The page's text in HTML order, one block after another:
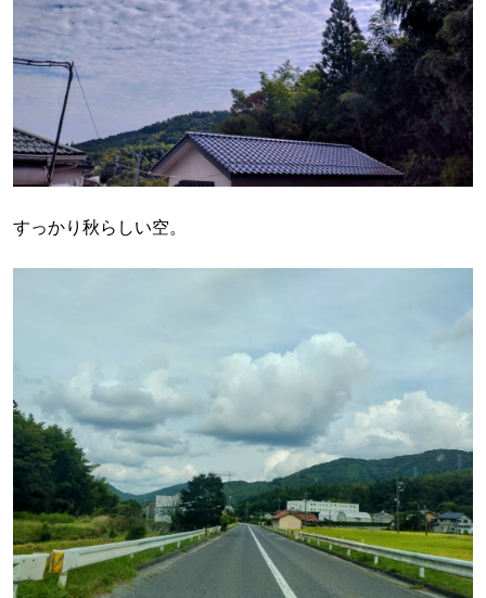
すっかり秋らしい空。